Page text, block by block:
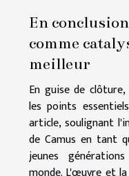
En
comme
meilleur
En guise de
les points
article, soulignant
de Camus en tant
jeunes